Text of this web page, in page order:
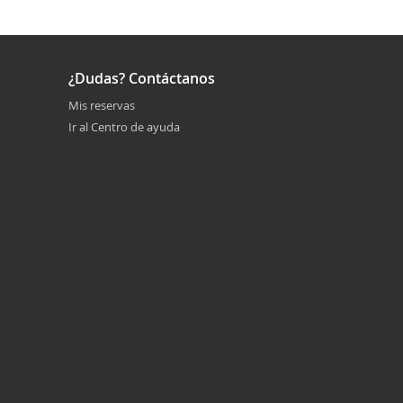
¿Dudas? Contáctanos
Mis reservas
Ir al Centro de ayuda